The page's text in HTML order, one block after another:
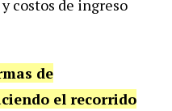
costos de ingreso
de
el recorrido